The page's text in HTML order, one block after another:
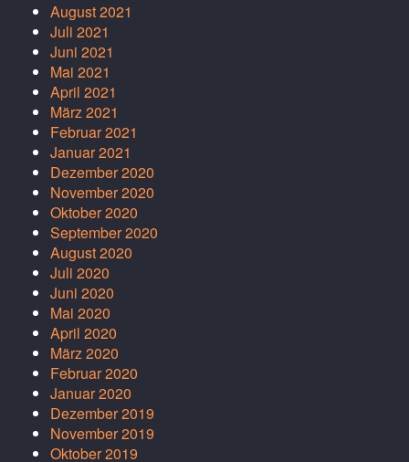
August 2021
Juli 2021
Juni 2021
Mai 2021
April 2021
März 2021
Februar 2021
Januar 2021
Dezember 2020
November 2020
Oktober 2020
September 2020
August 2020
Juli 2020
Juni 2020
Mai 2020
April 2020
März 2020
Februar 2020
Januar 2020
Dezember 2019
November 2019
Oktober 2019